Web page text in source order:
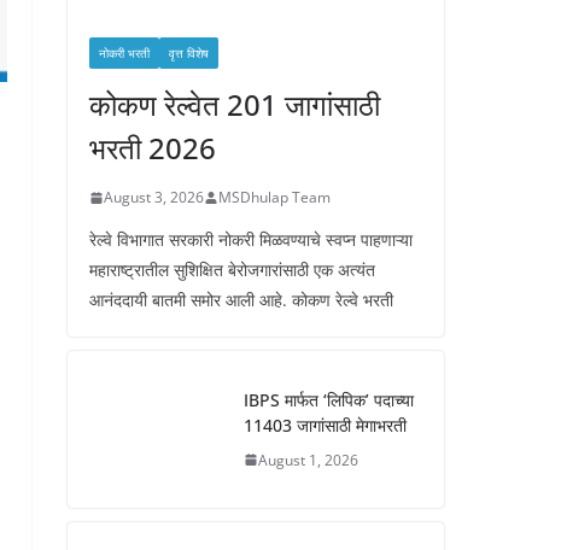
नोकरी भरती वृत्त विशेष
कोकण रेल्वेत 201 जागांसाठी
भरती 2026
August 3, 2026 MSDhulap Team
रेल्वे विभागात सरकारी नोकरी मिळवण्याचे स्वप्न पाहणाऱ्या
महाराष्ट्रातील सुशिक्षित बेरोजगारांसाठी एक अत्यंत
आनंददायी बातमी समोर आली आहे. कोकण रेल्वे भरती
IBPS मार्फत ‘लिपिक’ पदाच्या
11403 जागांसाठी मेगाभरती
August 1, 2026